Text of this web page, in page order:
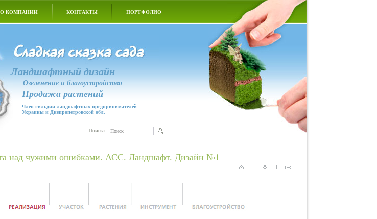
О КОМПАНИИ КОНТАКТЫ ПОРТФОЛИО
Ландшафтный дизайн
Озеленение и благоустройство
Продажа растений
Член гильдии ландшафтных предпринимателей
Украины и Днепропетровской обл.
Поиск:
над чужими ошибками. АСС. Ландшафт. Дизайн №1